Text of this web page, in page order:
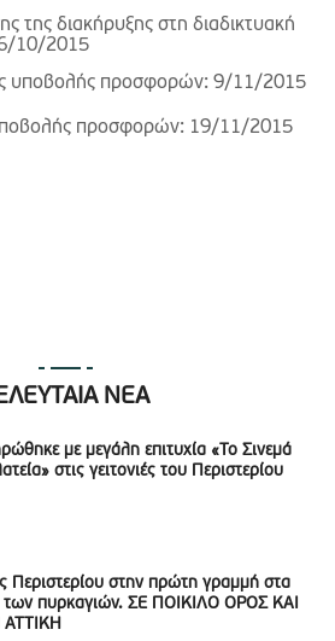
της διακήρυξης στη διαδικτυακή
10/2015
υποβολής προσφορών: 9/11/2015
προσφορών: 19/11/2015
ΝΕΑ
με μεγάλη επιτυχία «Το Σινεμά
στις γειτονιές του Περιστερίου
Περιστερίου στην πρώτη γραμμή στα
των πυρκαγιών. ΣΕ ΠΟΙΚΙΛΟ ΟΡΟΣ ΚΑΙ